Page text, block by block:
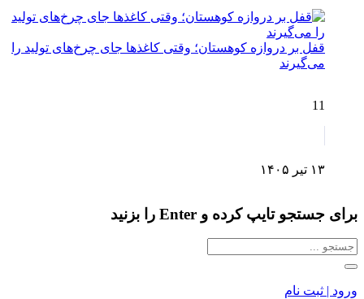
قفل بر دروازه کوهستان؛ وقتی کاغذها جای چرخ‌های تولید را
می‌گیرند
11
۱۳ تیر ۱۴۰۵
برای جستجو تایپ کرده و Enter را بزنید
ورود | ثبت نام